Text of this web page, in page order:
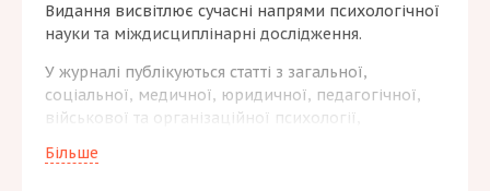
Видання висвітлює сучасні напрями психологічної
науки та міждисциплінарні дослідження.
У журналі публікуються статті з загальної,
соціальної, медичної, юридичної, педагогічної,
військової та організаційної психології,
розвиток наукового діалогу та поширення
Більше